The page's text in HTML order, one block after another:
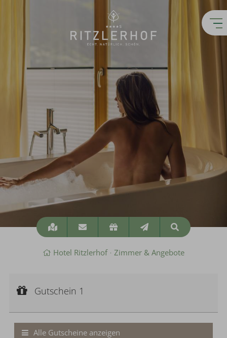
Lage
info@ritzlerhof.at
GutscheineNewsletter
Suchen
Hotel Ritzlerhof Zimmer & Angebote
Gutscheinwert:
Gutschein 1
Alle Gutscheine anzeigen